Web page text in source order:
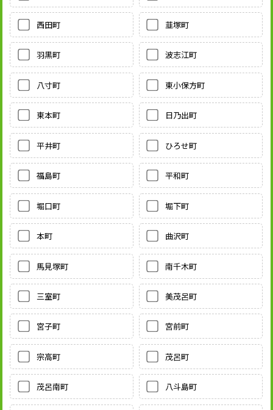
西田町 韮塚町
羽黒町 波志江町
八寸町 東小保方町
東本町 日乃出町
平井町 ひろせ町
福島町 平和町
堀口町 堀下町
本町 曲沢町
馬見塚町 南千木町
三室町 美茂呂町
宮子町 宮前町
宗高町 茂呂町
茂呂南町 八斗島町